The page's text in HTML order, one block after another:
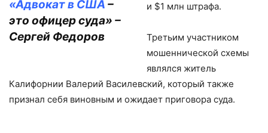
«Адвокат в США –
это офицер суда» –
Сергей Федоров
и $1 млн штрафа.
Третьим участником
мошеннической схемы
являлся житель
Калифорнии Валерий Василевский, который также
признал себя виновным и ожидает приговора суда.